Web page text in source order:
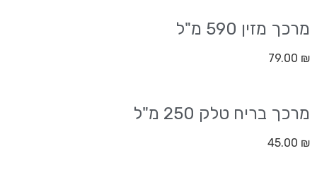
מרכך מזין 590 מ"ל
79.00 ₪
מרכך בריח טלק 250 מ"ל
45.00 ₪